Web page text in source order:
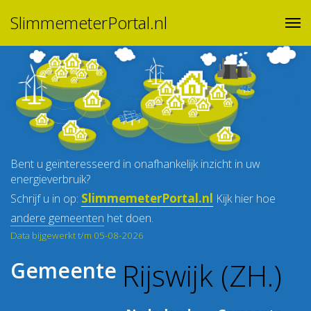
SlimmemeterPortal.nl
Bent u geïnteresseerd in onafhankelijk inzicht in uw
energieverbruik?
Schrijf u in op: SlimmemeterPortal.nl Kijk hier hoe
andere gemeenten het doen.
Data bijgewerkt t/m 05-08-2026
Gemeente Rijswijk (ZH.)